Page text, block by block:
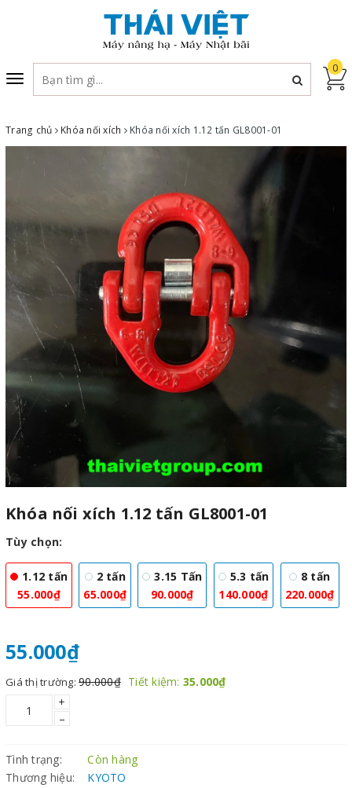
Toggle
navigation
0
Trang chủ Khóa nối xích Khóa nối xích 1.12 tấn GL8001-01
Khóa nối xích 1.12 tấn GL8001-01
Tùy chọn:
1.12 tấn
55.000₫
2 tấn
65.000₫
3.15 Tấn
90.000₫
5.3 tấn
140.000₫
8 tấn
220.000₫
55.000₫
Giá thị trường: 90.000₫ Tiết kiệm: 35.000₫
+
–
Tình trạng:
Còn hàng
Thương hiệu:
KYOTO